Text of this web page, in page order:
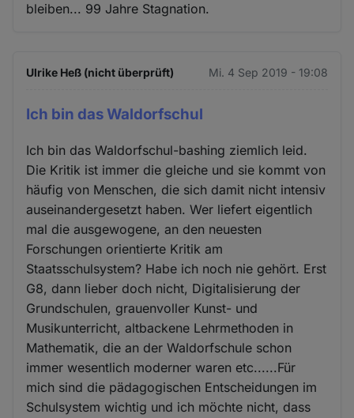
bleiben... 99 Jahre Stagnation.
Ulrike Heß (nicht überprüft) Mi. 4 Sep 2019 - 19:08
Ich bin das Waldorfschul
Ich bin das Waldorfschul-bashing ziemlich leid.
Die Kritik ist immer die gleiche und sie kommt von
häufig von Menschen, die sich damit nicht intensiv
auseinandergesetzt haben. Wer liefert eigentlich
mal die ausgewogene, an den neuesten
Forschungen orientierte Kritik am
Staatsschulsystem? Habe ich noch nie gehört. Erst
G8, dann lieber doch nicht, Digitalisierung der
Grundschulen, grauenvoller Kunst- und
Musikunterricht, altbackene Lehrmethoden in
Mathematik, die an der Waldorfschule schon
immer wesentlich moderner waren etc......Für
mich sind die pädagogischen Entscheidungen im
Schulsystem wichtig und ich möchte nicht, dass